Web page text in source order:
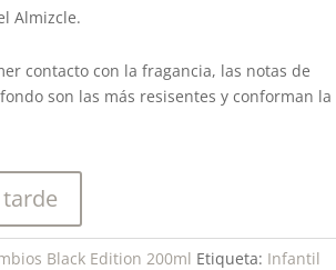
Almizcle.
contacto con la fragancia, las notas de
son las más resisentes y conforman la
Black Edition 200ml Etiqueta: Infantil